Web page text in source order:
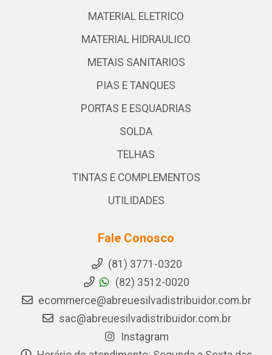
MATERIAL ELETRICO
MATERIAL HIDRAULICO
METAIS SANITARIOS
PIAS E TANQUES
PORTAS E ESQUADRIAS
SOLDA
TELHAS
TINTAS E COMPLEMENTOS
UTILIDADES
Fale Conosco
(81) 3771-0320
(82) 3512-0020
ecommerce@abreuesilvadistribuidor.com.br
sac@abreuesilvadistribuidor.com.br
Instagram